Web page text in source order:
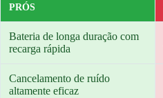
PRÓS
Bateria de longa duração com
recarga rápida
Cancelamento de ruído
altamente eficaz